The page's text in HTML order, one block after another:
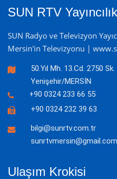
SUN RTV
SUN Radyo ve Televizyon
Mersin'in Televizyonu |
50.Yıl Mh. 13.Cd. 2750
Yenişehir/MERSİN
+90 0324 233 66 55
+90 0324 232 39 63
bilgi@sunrtv.com.tr
sunrtvmersin@gmail.com
Ulaşım Krokisi